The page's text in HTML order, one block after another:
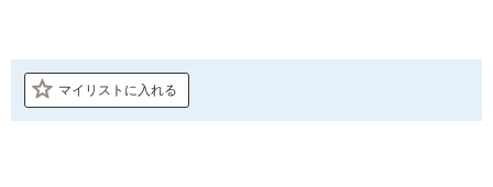
マイリストに入れる